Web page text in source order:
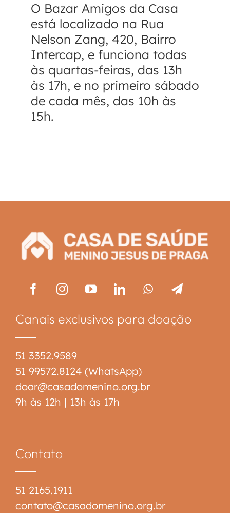
O Bazar Amigos da Casa
está localizado na Rua
Nelson Zang, 420, Bairro
Intercap, e funciona todas
às quartas-feiras, das 13h
às 17h, e no primeiro sábado
de cada mês, das 10h às
15h.
Canais exclusivos para doação
51 3352.9589
51 99572.8124 (WhatsApp)
doar@casadomenino.org.br
9h às 12h | 13h às 17h
Contato
51 2165.1911
contato@casadomenino.org.br